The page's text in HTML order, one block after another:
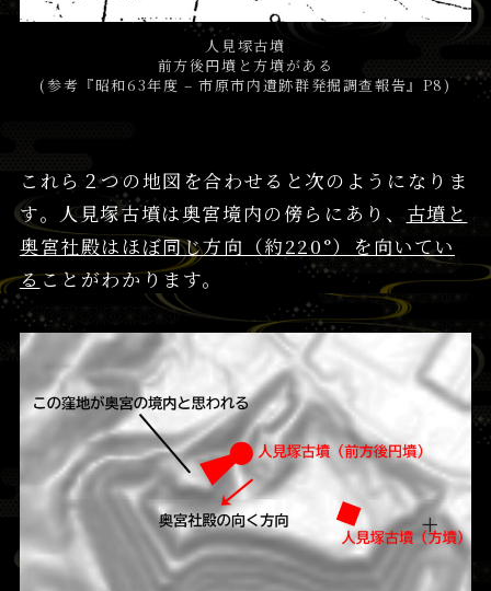
人見塚古墳
前方後円墳と方墳がある
(参考『昭和63年度 – 市原市内遺跡群発掘調查報告』P8)
これら２つの地図を合わせると次のようになりま
す。人見塚古墳は奥宮境内の傍らにあり、 古墳と
奥宮社殿はほぼ同じ方向（約220°）を向いてい
ることがわかります。